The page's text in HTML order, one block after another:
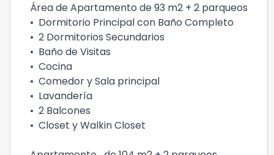
Área de Apartamento de 93 m2 + 2 parqueos
• Dormitorio Principal con Baño Completo
• 2 Dormitorios Secundarios
• Baño de Visitas
• Cocina
• Comedor y Sala principal
• Lavandería
• 2 Balcones
• Closet y Walkin Closet